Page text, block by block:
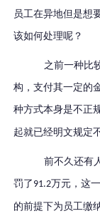
员工在异地但是想
该如何处理呢？
之前一种比
构，支付其一定的
种方式本身是不正
起就已经明文规定
前不久还有
罚了 91.2万元，这
的前提下为员工缴